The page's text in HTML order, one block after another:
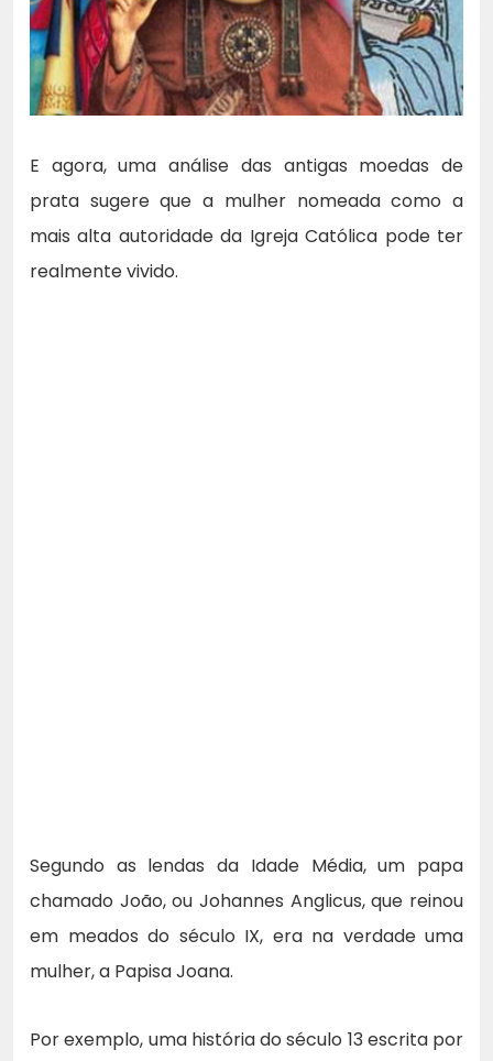
E agora, uma análise das antigas moedas de
prata sugere que a mulher nomeada como a
mais alta autoridade da Igreja Católica pode ter
realmente vivido.
Segundo as lendas da Idade Média, um papa
chamado João, ou Johannes Anglicus, que reinou
em meados do século IX, era na verdade uma
mulher, a Papisa Joana.
Por exemplo, uma história do século 13 escrita por